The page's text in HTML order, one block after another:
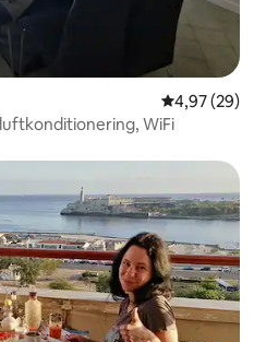
4,97 av 5 i
4,97 (29)
WiFi